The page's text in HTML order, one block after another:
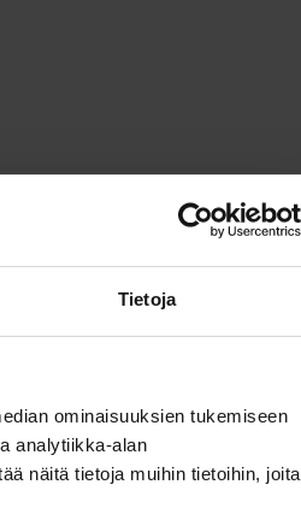
Tietoja
ominaisuuksien tukemiseen
analytiikka-alan
näitä tietoja muihin tietoihin, joita